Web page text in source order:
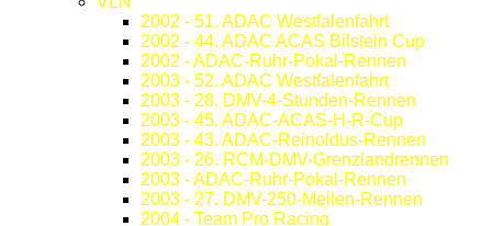
2002 - 51. ADAC Westfalenfahrt
2002 - 44. ADAC ACAS Bilstein Cup
2002 - ADAC-Ruhr-Pokal-Rennen
2003 - 52. ADAC Westfalenfahrt
2003 - 28. DMV-4-Stunden-Rennen
2003 - 45. ADAC-ACAS-H-R-Cup
2003 - 43. ADAC-Reinoldus-Rennen
2003 - 26. RCM-DMV-Grenzlandrennen
2003 - ADAC-Ruhr-Pokal-Rennen
2003 - 27. DMV-250-Meilen-Rennen
2004 - Team Pro Racing